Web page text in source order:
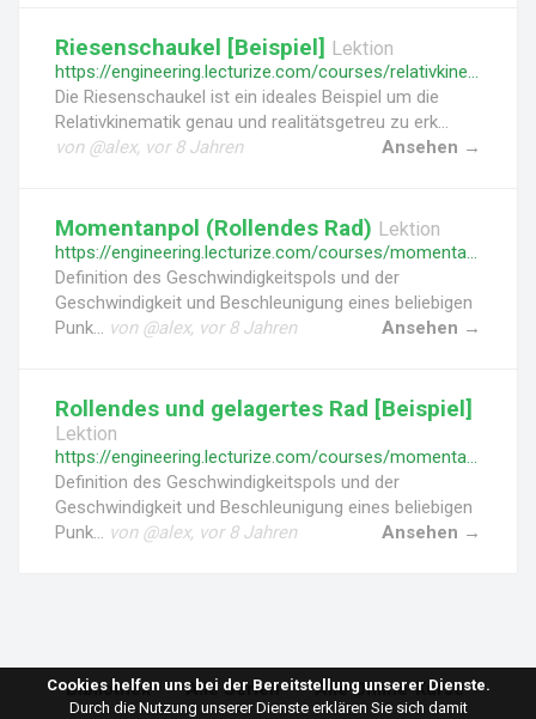
Riesenschaukel [Beispiel] Lektion
https://engineering.lecturize.com/courses/relativkinematik-kinematik-des-starren-koerpers/lessons/riesenschaukel
Die Riesenschaukel ist ein ideales Beispiel um die
Relativkinematik genau und realitätsgetreu zu erk...
von @alex, vor 8 Jahren
Ansehen →
Momentanpol (Rollendes Rad) Lektion
https://engineering.lecturize.com/courses/momentanpol-rollendes-rad/lessons/momentanpol-rollendes-rad
Definition des Geschwindigkeitspols und der
Geschwindigkeit und Beschleunigung eines beliebigen
Punk... von @alex, vor 8 Jahren Ansehen →
Rollendes und gelagertes Rad [Beispiel]
Lektion
https://engineering.lecturize.com/courses/momentanpol-rollendes-rad/lessons/rollendes-und-gelagertes-rad
Definition des Geschwindigkeitspols und der
Geschwindigkeit und Beschleunigung eines beliebigen
Punk... von @alex, vor 8 Jahren Ansehen →
Bibliothek Alle Serien Alle Online-Kurse
Cookies helfen uns bei der Bereitstellung unserer Dienste.
Durch die Nutzung unserer Dienste erklären Sie sich damit